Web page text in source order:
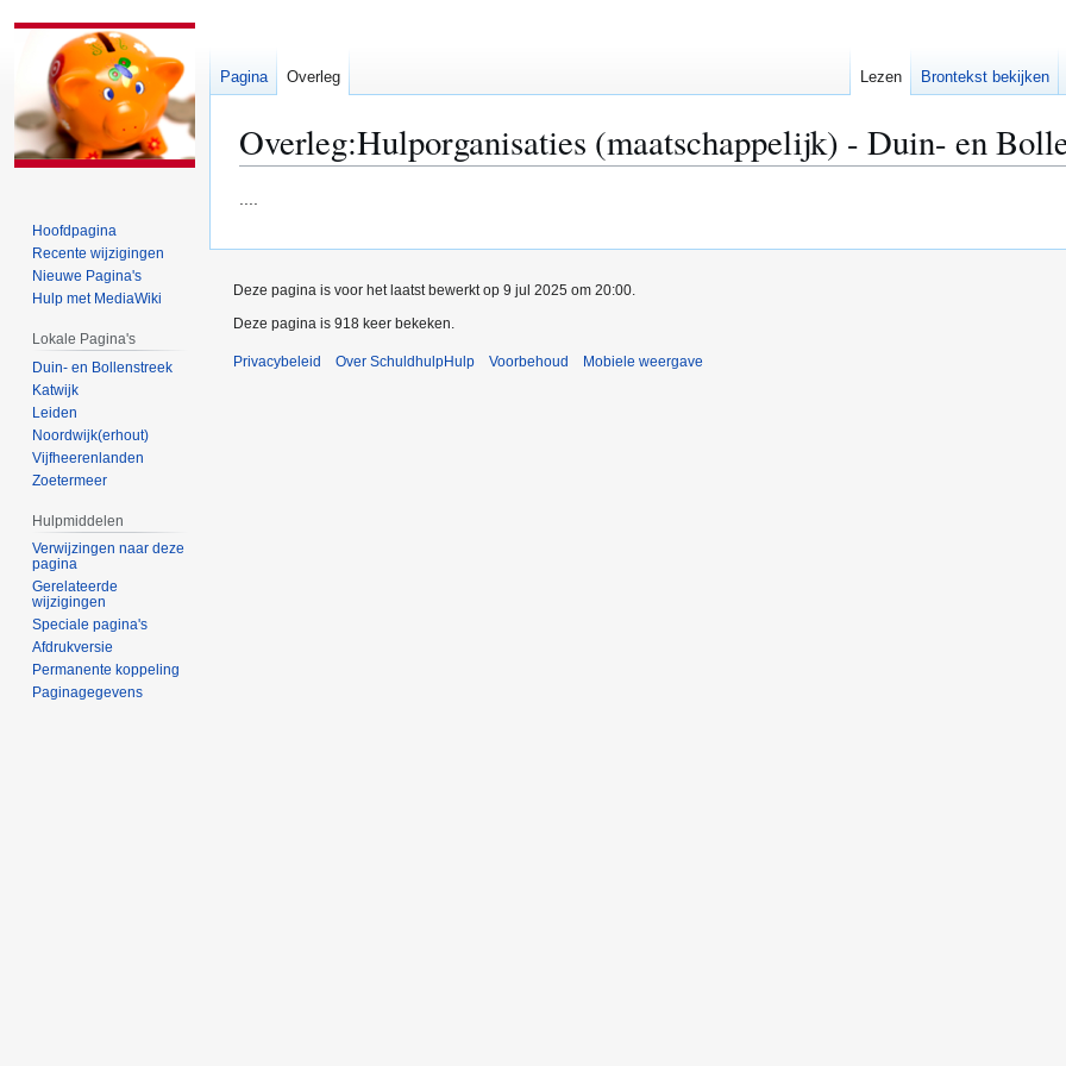
Overleg:Hulporganisaties (maatschappelijk) - Duin- en
springen
springen
....
Pagina Overleg Lezen Brontekst bekijken
Hoofdpagina
Recente wijzigingen
Nieuwe Pagina's
Hulp met MediaWiki
Lokale Pagina's
Duin- en Bollenstreek
Katwijk
Leiden
Noordwijk(erhout)
Vijfheerenlanden
Zoetermeer
Hulpmiddelen
Verwijzingen naar deze
pagina
Gerelateerde
wijzigingen
Speciale pagina's
Afdrukversie
Permanente koppeling
Paginagegevens
Deze pagina is voor het laatst bewerkt op 9 jul 2025 om 20:00.
Deze pagina is 918 keer bekeken.
Privacybeleid Over SchuldhulpHulp Voorbehoud Mobiele weergave